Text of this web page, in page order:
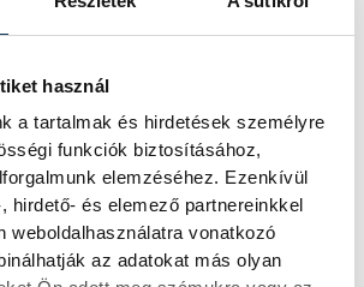
használ
a tartalmak és hirdetések személyre
funkciók biztosításához,
elemzéséhez. Ezenkívül
hirdető- és elemező partnereinkkel
weboldalhasználatra vonatkozó
az adatokat más olyan
CIKKEK
a